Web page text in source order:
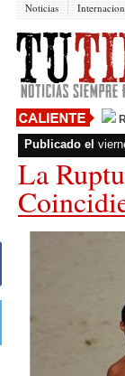
Noticias
Publicado el
La